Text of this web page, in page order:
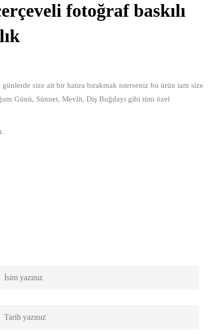
fotoğraf baskılı
size ait bir hatıra bırakmak isterseniz bu ürün tam size
Günü, Sünnet, Mevlit, Diş Buğdayı gibi tüm özel